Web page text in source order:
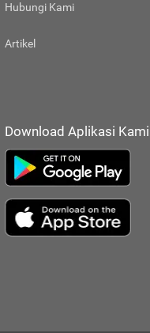
Hubungi Kami
Artikel
Download Aplikasi Kami